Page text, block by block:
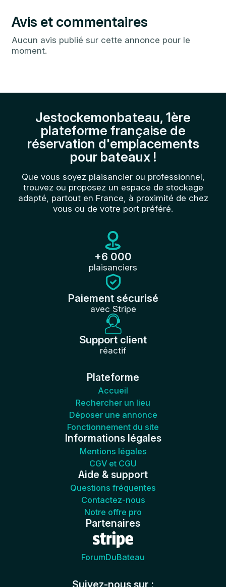
Avis et commentaires
Aucun avis publié sur cette annonce pour le
moment.
Jestockemonbateau, 1ère
plateforme française de
réservation d'emplacements
pour bateaux !
Que vous soyez plaisancier ou professionnel,
trouvez ou proposez un espace de stockage
adapté, partout en France, à proximité de chez
vous ou de votre port préféré.
+6 000
plaisanciers
Paiement sécurisé
avec Stripe
Support client
réactif
Plateforme
Accueil
Rechercher un lieu
Déposer une annonce
Fonctionnement du site
Informations légales
Mentions légales
CGV et CGU
Aide & support
Questions fréquentes
Contactez-nous
Notre offre pro
Partenaires
ForumDuBateau